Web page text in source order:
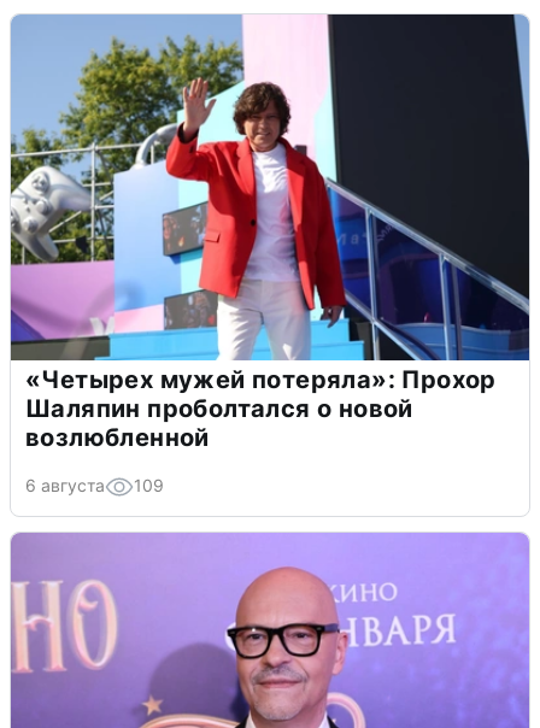
«Четырех мужей потеряла»: Прохор
Шаляпин проболтался о новой
возлюбленной
6 августа 109